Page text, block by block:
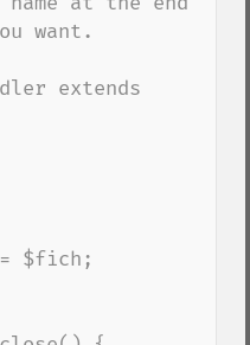
want.
extends